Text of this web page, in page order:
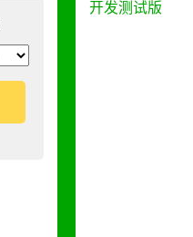
开发测试版